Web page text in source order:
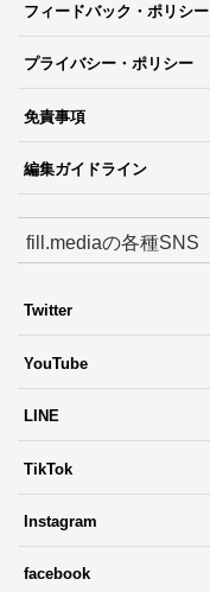
フィードバック・ポリシー
プライバシー・ポリシー
免責事項
編集ガイドライン
fill.mediaの各種SNS
Twitter
YouTube
LINE
TikTok
Instagram
facebook